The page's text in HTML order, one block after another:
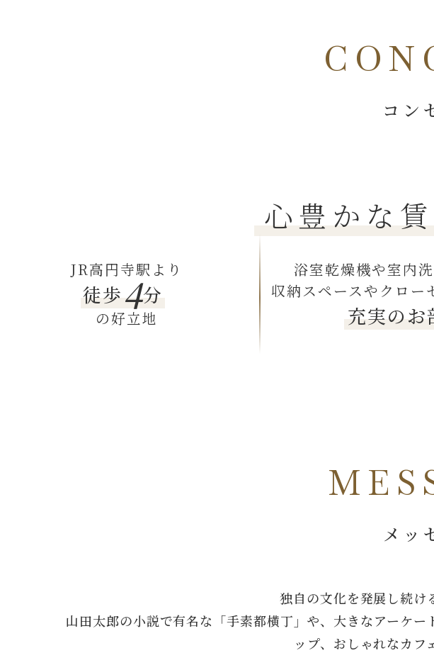
コン
心豊かな
JR高円寺駅より
徒歩4分
の好立地
浴室乾燥機や室内洗
収納スペースやクロー
充実のお
メッ
独自の文化を発展し続け
山田太郎の小説で有名な「手素都横丁」や、大きなアーケ
ップ、おしゃれなカフ